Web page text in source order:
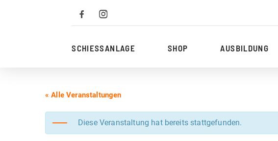
SCHIESSANLAGE SHOP AUSBILDUNG
« Alle Veranstaltungen
Diese Veranstaltung hat bereits stattgefunden.